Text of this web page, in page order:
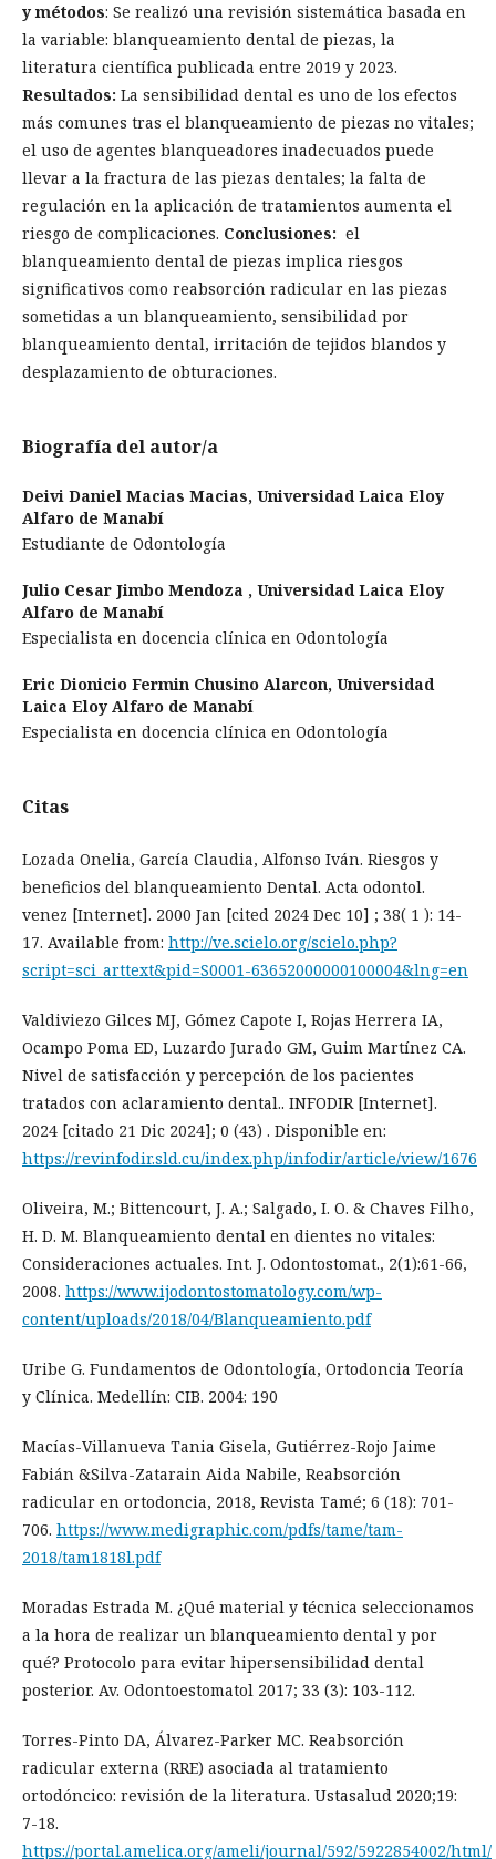
y métodos: Se realizó una revisión sistemática basada en
la variable: blanqueamiento dental de piezas, la
literatura científica publicada entre 2019 y 2023.
Resultados: La sensibilidad dental es uno de los efectos
más comunes tras el blanqueamiento de piezas no vitales;
el uso de agentes blanqueadores inadecuados puede
llevar a la fractura de las piezas dentales; la falta de
regulación en la aplicación de tratamientos aumenta el
riesgo de complicaciones. Conclusiones: el
blanqueamiento dental de piezas implica riesgos
significativos como reabsorción radicular en las piezas
sometidas a un blanqueamiento, sensibilidad por
blanqueamiento dental, irritación de tejidos blandos y
desplazamiento de obturaciones.
Biografía del autor/a
Deivi Daniel Macias Macias, Universidad Laica Eloy
Alfaro de Manabí
Estudiante de Odontología
Julio Cesar Jimbo Mendoza , Universidad Laica Eloy
Alfaro de Manabí
Especialista en docencia clínica en Odontología
Eric Dionicio Fermin Chusino Alarcon, Universidad
Laica Eloy Alfaro de Manabí
Especialista en docencia clínica en Odontología
Citas
Lozada Onelia, García Claudia, Alfonso Iván. Riesgos y
beneficios del blanqueamiento Dental. Acta odontol.
venez [Internet]. 2000 Jan [cited 2024 Dec 10] ; 38( 1 ): 14-
17. Available from: http://ve.scielo.org/scielo.php?
script=sci_arttext&pid=S0001-63652000000100004&lng=en
Valdiviezo Gilces MJ, Gómez Capote I, Rojas Herrera IA,
Ocampo Poma ED, Luzardo Jurado GM, Guim Martínez CA.
Nivel de satisfacción y percepción de los pacientes
tratados con aclaramiento dental.. INFODIR [Internet].
2024 [citado 21 Dic 2024]; 0 (43) . Disponible en:
https://revinfodir.sld.cu/index.php/infodir/article/view/1676
Oliveira, M.; Bittencourt, J. A.; Salgado, I. O. & Chaves Filho,
H. D. M. Blanqueamiento dental en dientes no vitales:
Consideraciones actuales. Int. J. Odontostomat., 2(1):61-66,
2008. https://www.ijodontostomatology.com/wp-
content/uploads/2018/04/Blanqueamiento.pdf
Uribe G. Fundamentos de Odontología, Ortodoncia Teoría
y Clínica. Medellín: CIB. 2004: 190
Macías-Villanueva Tania Gisela, Gutiérrez-Rojo Jaime
Fabián &Silva-Zatarain Aida Nabile, Reabsorción
radicular en ortodoncia, 2018, Revista Tamé; 6 (18): 701-
706. https://www.medigraphic.com/pdfs/tame/tam-
2018/tam1818l.pdf
Moradas Estrada M. ¿Qué material y técnica seleccionamos
a la hora de realizar un blanqueamiento dental y por
qué? Protocolo para evitar hipersensibilidad dental
posterior. Av. Odontoestomatol 2017; 33 (3): 103-112.
Torres-Pinto DA, Álvarez-Parker MC. Reabsorción
radicular externa (RRE) asociada al tratamiento
ortodóncico: revisión de la literatura. Ustasalud 2020;19:
7-18.
https://portal.amelica.org/ameli/journal/592/5922854002/html/